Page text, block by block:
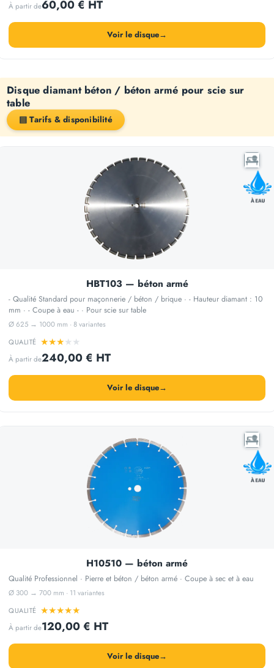
À partir de60,00 € HT
Voir le disque→
Disque diamant béton / béton armé pour scie sur
table
▤ Tarifs & disponibilité
HBT103 — béton armé
- Qualité Standard pour maçonnerie / béton / brique · - Hauteur diamant : 10
mm · - Coupe à eau - · Pour scie sur table
Ø 625 → 1000 mm · 8 variantes
QUALITÉ ★★★★ ★
À partir de240,00 € HT
Voir le disque→
H10510 — béton armé
Qualité Professionnel · Pierre et béton / béton armé · Coupe à sec et à eau
Ø 300 → 700 mm · 11 variantes
QUALITÉ ★★★★★
À partir de120,00 € HT
Voir le disque→